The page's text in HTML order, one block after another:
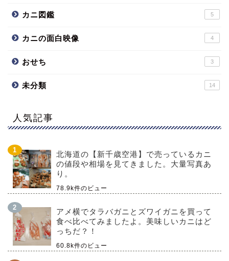
カニ図鑑 5
カニの面白映像 4
おせち 3
未分類 14
人気記事
北海道の【新千歳空港】で売っているカニ
の値段や相場を見てきました。大量写真あ
り。
78.9k件のビュー
アメ横でタラバガニとズワイガニを買って
食べ比べてみましたよ。美味しいカニはど
っちだ？！
60.8k件のビュー